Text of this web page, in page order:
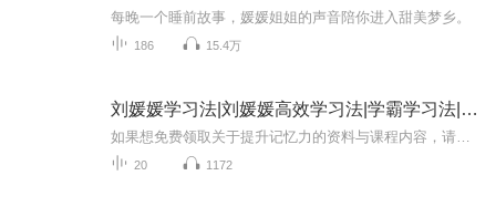
每晚一个睡前故事，媛媛姐姐的声音陪你进入甜美梦乡。
186 15.4万
刘媛媛学习法|刘媛媛高效学习法|学霸学习法|学习法
20 1172